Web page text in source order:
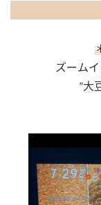
ズーム
”大